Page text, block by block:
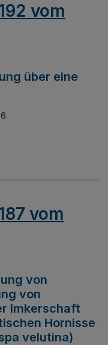
vom
über eine
vom
von
von
Imkerschaft
Hornisse
velutina)